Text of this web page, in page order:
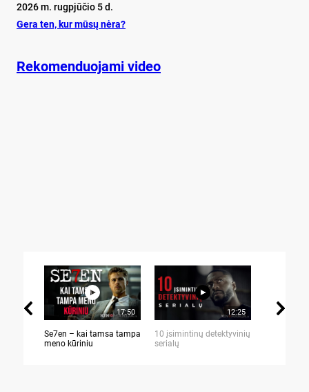
2026 m. rugpjūčio 5 d.
Ge­ra ten, kur mū­sų nė­ra?
Rekomenduojami video
17:50
Se7en – kai tamsa tampa
meno kūriniu
12:25
10 įsimintinų detektyvinių
serialų